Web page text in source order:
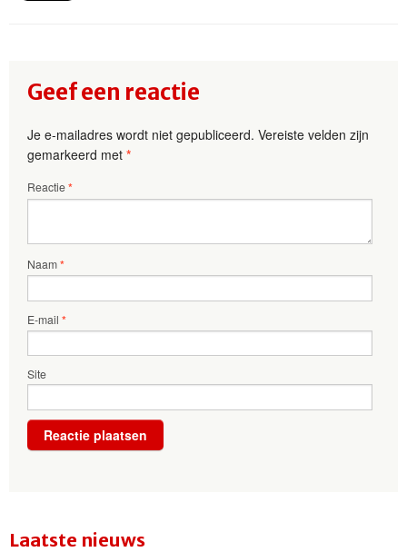
Geef een reactie
Je e-mailadres wordt niet gepubliceerd. Vereiste velden zijn
gemarkeerd met *
Reactie*
Naam*
E-mail *
Site
Laatste nieuws